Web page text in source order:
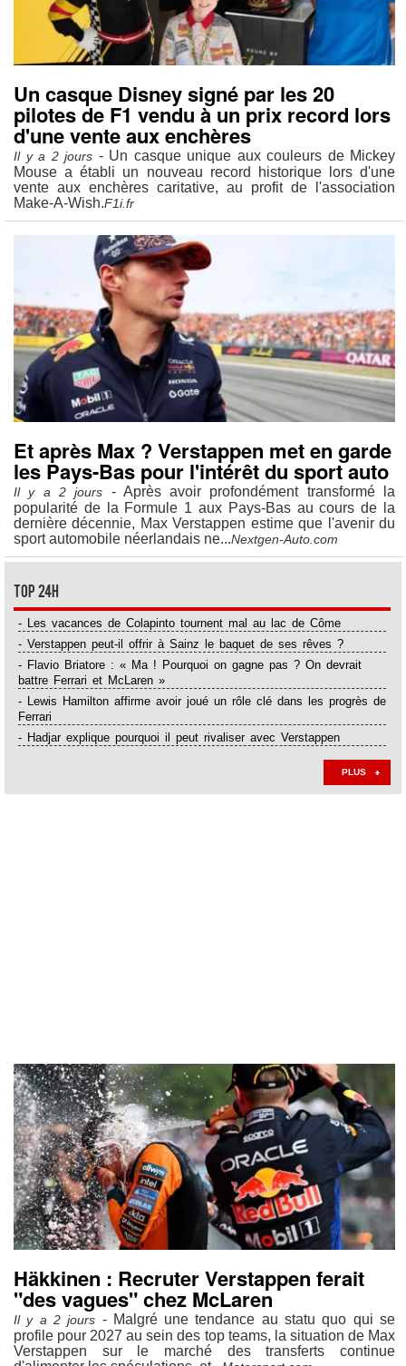
Un casque Disney signé par les 20
pilotes de F1 vendu à un prix record lors
d'une vente aux enchères
Il y a 2 jours - Un casque unique aux couleurs de Mickey
Mouse a établi un nouveau record historique lors d'une
vente aux enchères caritative, au profit de l'association
Make-A-Wish.F1i.fr
Et après Max ? Verstappen met en garde
les Pays-Bas pour l'intérêt du sport auto
Il y a 2 jours - Après avoir profondément transformé la
popularité de la Formule 1 aux Pays-Bas au cours de la
dernière décennie, Max Verstappen estime que l'avenir du
sport automobile néerlandais ne...Nextgen-Auto.com
Top 24H
- Les vacances de Colapinto tournent mal au lac de Côme
- Verstappen peut-il offrir à Sainz le baquet de ses rêves ?
- Flavio Briatore : « Ma ! Pourquoi on gagne pas ? On devrait
battre Ferrari et McLaren »
- Lewis Hamilton affirme avoir joué un rôle clé dans les progrès de
Ferrari
- Hadjar explique pourquoi il peut rivaliser avec Verstappen
PLUS
Häkkinen : Recruter Verstappen ferait
"des vagues" chez McLaren
Il y a 2 jours - Malgré une tendance au statu quo qui se
profile pour 2027 au sein des top teams, la situation de Max
Verstappen sur le marché des transferts continue